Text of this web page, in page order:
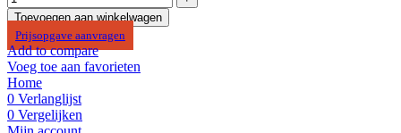
Toevoegen aan winkelwagen
Prijsopgave aanvragen
Add to compare
Voeg toe aan favorieten
Home
0 Verlanglijst
0 Vergelijken